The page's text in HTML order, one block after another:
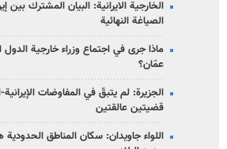
الخارجية الايرانية: البيان المشترك
الصياغة النهائية
ماذا جرى في اجتماع وزراء خارجية الدول
عمّان؟
الجزيرة: لم يتبقّ في المفاوضات
قضيتين عالقتين
اللواء جاويدان: سكان المناطق